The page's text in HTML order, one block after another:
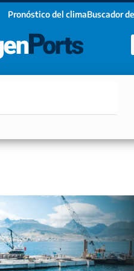
Pronóstico del climaBuscador
Newsletter!
condiciones y políticas